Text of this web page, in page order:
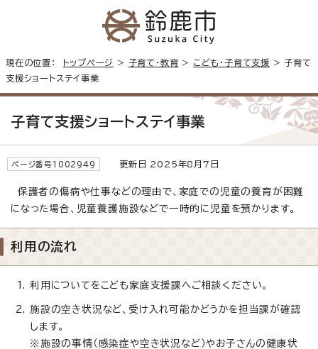
現在の位置： トップページ > 子育て・教育 > こども・子育て支援 > 子育て
支援ショートステイ事業
子育て支援ショートステイ事業
ページ番号1002949 更新日 2025年8月7日
保護者の傷病や仕事などの理由で、家庭での児童の養育が困難
になった場合、児童養護施設などで一時的に児童を預かります。
利用の流れ
利用についてをこども家庭支援課へご相談ください。
施設の空き状況など、受け入れ可能かどうかを担当課が確認
します。
※施設の事情（感染症や空き状況など）やお子さんの健康状